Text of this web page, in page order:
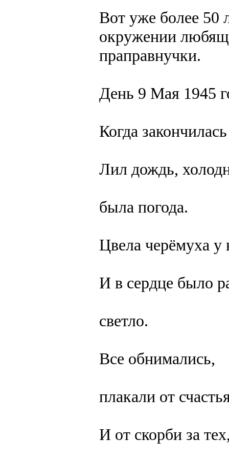
Вот уже более 50
окружении
праправнучки.
День 9 Мая 1945
Когда
Лил дождь,
была погода.
Цвела черёмуха у
И в сердце было
светло.
Все обнимались,
плакали от
И от скорби за